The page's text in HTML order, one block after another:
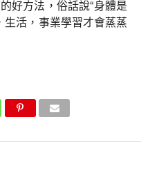
好方法，俗話說“身體是
生活，事業學習才會蒸蒸